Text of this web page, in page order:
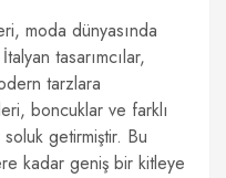
moda dünyasında
tasarımcılar,
tarzlara
boncuklar ve farklı
getirmiştir. Bu
kadar geniş bir kitleye